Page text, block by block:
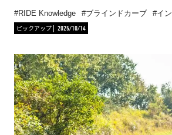
RIDE Knowledge ブラインドカーブ
イ
ピックアップ
2025/10/14